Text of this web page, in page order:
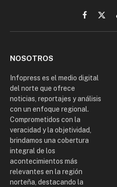
Facebook
X
NOSOTROS
Infopress es el medio digital
del norte que ofrece
noticias, reportajes y análisis
con un enfoque regional.
Comprometidos con la
veracidad y la objetividad,
brindamos una cobertura
integral de los
acontecimientos más
relevantes en la región
norteña, destacando la